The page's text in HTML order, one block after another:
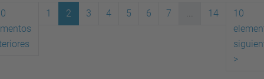
1 2 3 4 5 6 7 ... 14
10
>